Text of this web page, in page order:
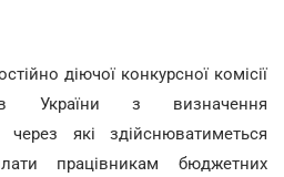
діючої конкурсної комісії
України з визначення
які здійснюватиметься
працівникам бюджетних